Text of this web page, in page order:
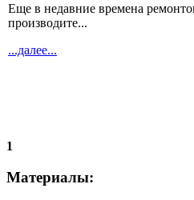
Еще в недавние времена
производите...
...далее...
1
Материалы: